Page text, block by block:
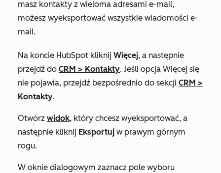
masz kontakty z wieloma adresami e-mail,
możesz wyeksportować wszystkie wiadomości e-
mail.
Na koncie HubSpot kliknij Więcej, a następnie
przejdź do CRM > Kontakty. Jeśli opcja Więcej się
nie pojawia, przejdź bezpośrednio do sekcji CRM >
Kontakty.
Otwórz widok, który chcesz wyeksportować, a
następnie kliknij Eksportuj w prawym górnym
rogu.
W oknie dialogowym zaznacz pole wyboru